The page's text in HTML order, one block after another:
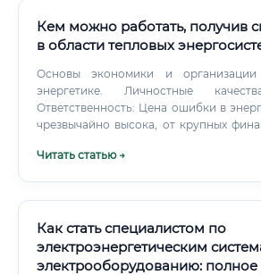
технической документации ✅ Коммуникация с
нетехническими стейкхолдерами ✅ Управление
проектами (Agile, Scrum — приветствуется) ✅
к постоянному обучению ✅ Аналитическое мышление и
работа с данными График работы и условия труда 🕐
Условия работы существенно
от работодателя: ⚠️ Важная особенность: специалисты,
могут работать вахтовым методом
Кем можно работать, получив
в области тепловых
Основы экономики и организации
энергетике. Личностные
Ответственность: Цена ошибки в
чрезвычайно высока, от крупных
Читать статью →
Как стать специалистом по
электроэнергетическим
электрооборудованию: полное